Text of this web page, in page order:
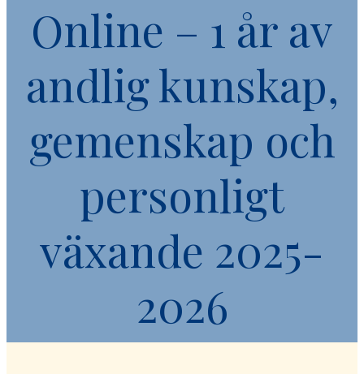
Online – 1 år av
andlig kunskap,
gemenskap och
personligt
växande 2025-
2026